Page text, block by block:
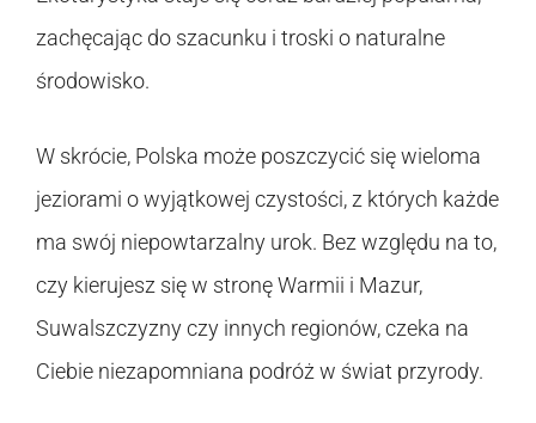
zachęcając do szacunku i troski o naturalne
środowisko.
W skrócie, Polska może poszczycić się wieloma
jeziorami o wyjątkowej czystości, z których każde
ma swój niepowtarzalny urok. Bez względu na to,
czy kierujesz się w stronę Warmii i Mazur,
Suwalszczyzny czy innych regionów, czeka na
Ciebie niezapomniana podróż w świat przyrody.